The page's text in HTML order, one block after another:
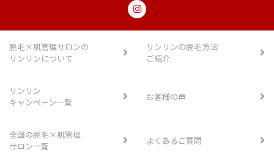
脱毛×肌管理サロンの
リンリンについて
リンリンの脱毛方法
ご紹介
リンリン
キャンペーン一覧
お客様の声
全国の脱毛×肌管理
サロン一覧
よくあるご質問